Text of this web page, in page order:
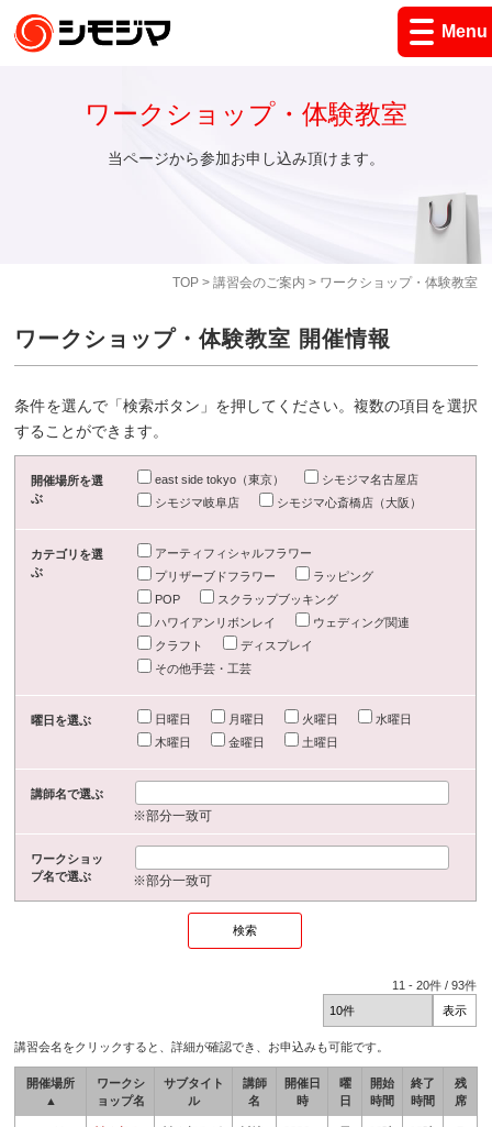
Menu
TOP> 講習会のご案内 > ワークショップ・体験教室
ワークショップ・体験教室
当ページから参加お申し込み頂けます。
ワークショップ・体験教室 開催情報
条件を選んで「検索ボタン」を押してください。複数の項目を選択
することができます。
開催場所を選
ぶ
east side tokyo（東京）
シモジマ名古屋店
シモジマ岐阜店
シモジマ心斎橋店（大阪）
カテゴリを選
ぶ
アーティフィシャルフラワー
プリザーブドフラワー
ラッピング
POP
スクラップブッキング
ハワイアンリボンレイ
ウェディング関連
クラフト
ディスプレイ
その他手芸・工芸
曜日を選ぶ 日曜日 月曜日 火曜日
水曜日
木曜日
金曜日 土曜日
講師名で選ぶ
※部分一致可
ワークショッ
プ名で選ぶ
※部分一致可
11 -20件 /93件
講習会名をクリックすると、詳細が確認でき、お申込みも可能です。
開催場所
▲
ワークシ
ョップ名
サブタイト
ル
講師
名
開催日
時
曜
日
開始
時間
終了
時間
残
席